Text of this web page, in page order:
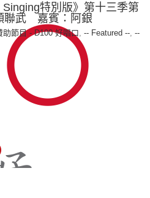
Singing特別版》第十三季第
聯武 嘉賓：阿銀
助節目 - D100 好唱口, -- Featured --, --